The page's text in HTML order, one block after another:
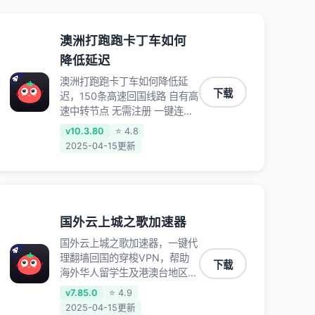
澳洲打跑跑卡丁车如何
降低延迟
澳洲打跑跑卡丁车如何降低延
迟，150条高速回国线路 自有高
速中转节点 无需注册 一键连接
提供高速线路 应用内直达视频
音乐app,快人一步 应用模式
v10.3.80
⭐ 4.8
2025-04-15更新
下载
国外云上城之歌加速器
国外云上城之歌加速器，一键代
理翻墙回国的穿梭VPN，帮助
海外华人留学生及港澳台地区用
户破除地区版权限制问题，一键
降低游戏延迟，加速访问中国网
v7.85.0
⭐ 4.9
2025-04-15更新
下载